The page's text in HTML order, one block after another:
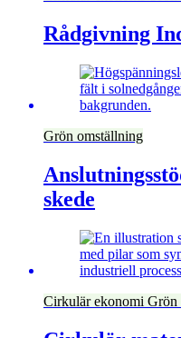
Rådgivning
Grön omställning
skede
Cirkulär ekonomi Grön